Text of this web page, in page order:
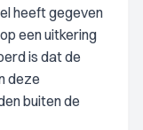
heeft gegeven
een uitkering
is dat de
deze
buiten de